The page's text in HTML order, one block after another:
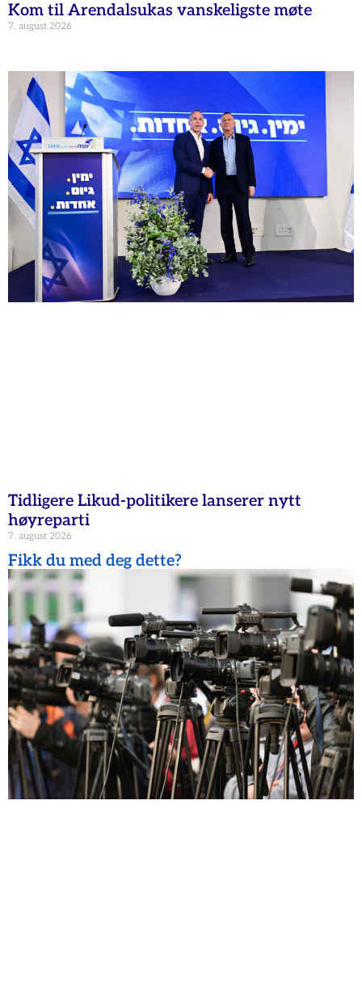
Kom til Arendalsukas vanskeligste møte
7. august 2026
Tidligere Likud-politikere lanserer nytt
høyreparti
7. august 2026
Fikk du med deg dette?